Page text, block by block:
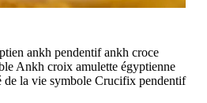
ankh pendentif ankh croce
Ankh croix amulette égyptienne
la vie symbole Crucifix pendentif